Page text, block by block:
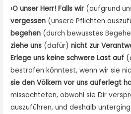
›O unser Herr! Falls wir (aufgrund
vergessen (unsere Pflichten
begehen (durch bewusstes
ziehe uns (dafür) nicht zur
Erlege uns keine schwere Last auf
bestrafen könntest, wenn wir sie
sie den Völkern vor uns auferlegt
missachteten, obwohl sie Dir
auszuführen, und deshalb